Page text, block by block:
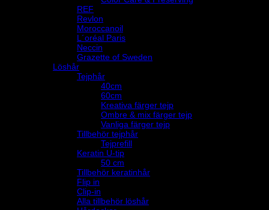
REF
Revlon
Moroccanoil
L´oréal Paris
Neccin
Grazette of Sweden
Löshår
Tejphår
40cm
60cm
Kreativa färger tejp
Ombre & mix färger tejp
Vanliga färger tejp
Tillbehör tejphår
Tejprefill
Keratin U-tip
50 cm
Tillbehör keratinhår
Flip in
Clip-in
Alla tillbehör löshår